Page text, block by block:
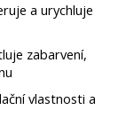
a urychluje
zabarvení,
vlastnosti a